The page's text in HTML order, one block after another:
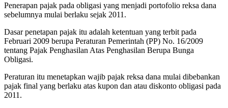
Penerapan pajak pada obligasi yang menjadi portofolio reksa dana
sebelumnya mulai berlaku sejak 2011.
Dasar penetapan pajak itu adalah ketentuan yang terbit pada
Februari 2009 berupa Peraturan Pemerintah (PP) No. 16/2009
tentang Pajak Penghasilan Atas Penghasilan Berupa Bunga
Obligasi.
Peraturan itu menetapkan wajib pajak reksa dana mulai dibebankan
pajak final yang berlaku atas kupon dan atau diskonto obligasi pada
2011.